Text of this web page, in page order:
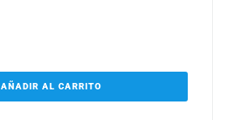
AÑADIR AL CARRITO